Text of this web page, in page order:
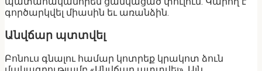
գործարկվել միասին եւ առանձին.
Անվճար պտտվել
Բոնուս գնալու համար կոտրեք կրակոտ ձուն